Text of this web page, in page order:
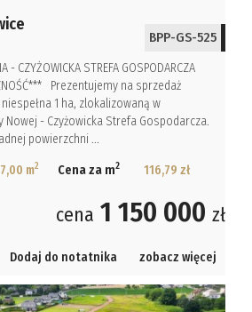
BPP-GS-525
- CZYŻOWICKA STREFA GOSPODARCZA
Prezentujemy na sprzedaż
1 ha, zlokalizowaną w
Nowej - Czyżowicka Strefa Gospodarcza.
powierzchni ...
m2 Cena za m2 116,79 zł
cena 1 150 000 zł
Dodaj do notatnika zobacz więcej